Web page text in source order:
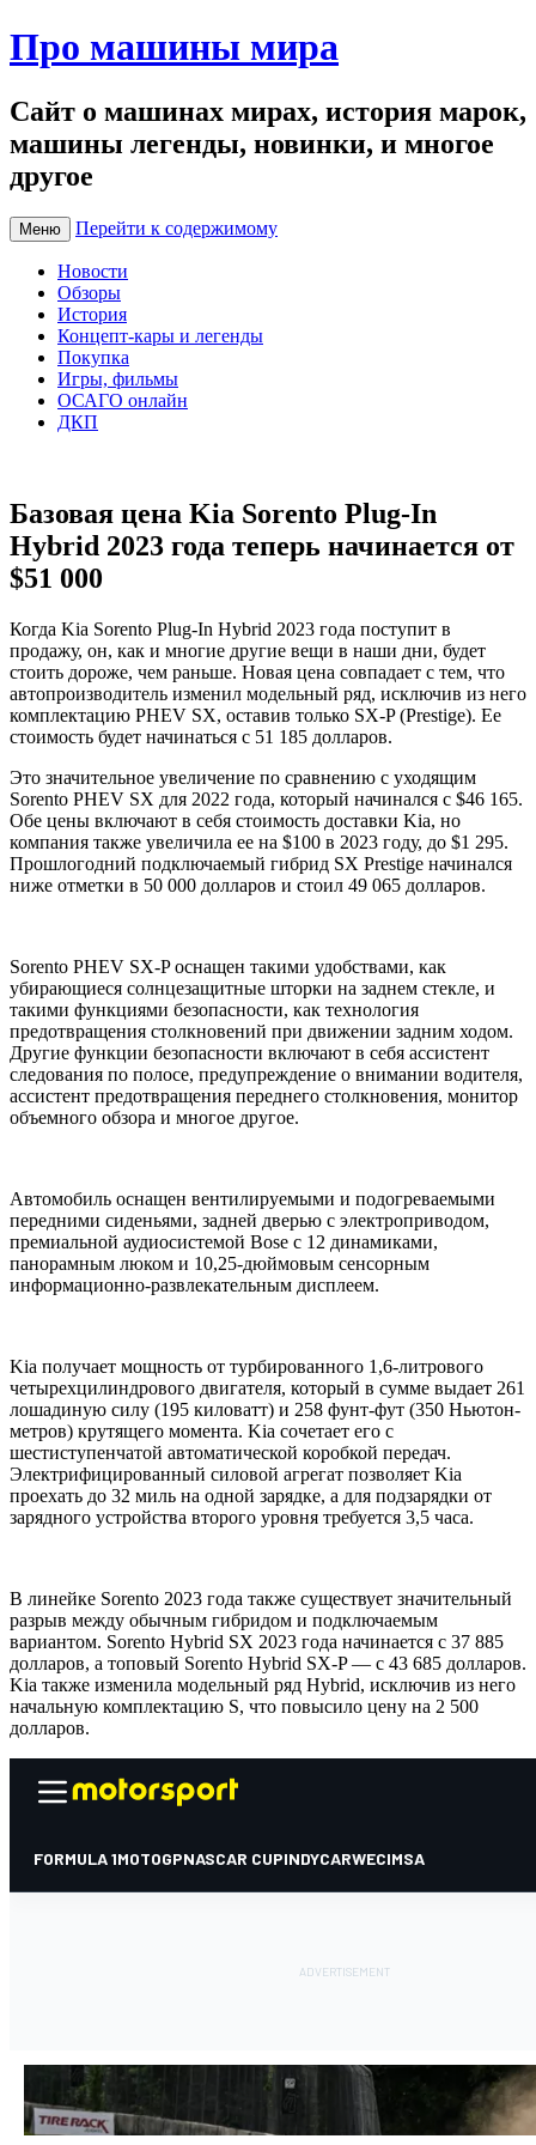
Про машины мира
Сайт о машинах мирах, история марок,
машины легенды, новинки, и многое
другое
Меню Перейти к содержимому
Новости
Обзоры
История
Концепт-кары и легенды
Покупка
Игры, фильмы
ОСАГО онлайн
ДКП
Базовая цена Kia Sorento Plug-In
Hybrid 2023 года теперь начинается от
$51 000
Когда Kia Sorento Plug-In Hybrid 2023 года поступит в
продажу, он, как и многие другие вещи в наши дни, будет
стоить дороже, чем раньше. Новая цена совпадает с тем, что
автопроизводитель изменил модельный ряд, исключив из него
комплектацию PHEV SX, оставив только SX-P (Prestige). Ее
стоимость будет начинаться с 51 185 долларов.
Это значительное увеличение по сравнению с уходящим
Sorento PHEV SX для 2022 года, который начинался с $46 165.
Обе цены включают в себя стоимость доставки Kia, но
компания также увеличила ее на $100 в 2023 году, до $1 295.
Прошлогодний подключаемый гибрид SX Prestige начинался
ниже отметки в 50 000 долларов и стоил 49 065 долларов.
Sorento PHEV SX-P оснащен такими удобствами, как
убирающиеся солнцезащитные шторки на заднем стекле, и
такими функциями безопасности, как технология
предотвращения столкновений при движении задним ходом.
Другие функции безопасности включают в себя ассистент
следования по полосе, предупреждение о внимании водителя,
ассистент предотвращения переднего столкновения, монитор
объемного обзора и многое другое.
Автомобиль оснащен вентилируемыми и подогреваемыми
передними сиденьями, задней дверью с электроприводом,
премиальной аудиосистемой Bose с 12 динамиками,
панорамным люком и 10,25-дюймовым сенсорным
информационно-развлекательным дисплеем.
Kia получает мощность от турбированного 1,6-литрового
четырехцилиндрового двигателя, который в сумме выдает 261
лошадиную силу (195 киловатт) и 258 фунт-фут (350 Ньютон-
метров) крутящего момента. Kia сочетает его с
шестиступенчатой автоматической коробкой передач.
Электрифицированный силовой агрегат позволяет Kia
проехать до 32 миль на одной зарядке, а для подзарядки от
зарядного устройства второго уровня требуется 3,5 часа.
В линейке Sorento 2023 года также существует значительный
разрыв между обычным гибридом и подключаемым
вариантом. Sorento Hybrid SX 2023 года начинается с 37 885
долларов, а топовый Sorento Hybrid SX-P — с 43 685 долларов.
Kia также изменила модельный ряд Hybrid, исключив из него
начальную комплектацию S, что повысило цену на 2 500
долларов.